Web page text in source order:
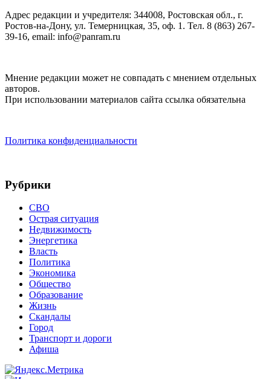
Адрес редакции и учредителя: 344008, Ростовская обл., г.
Ростов-на-Дону, ул. Темерницкая, 35, оф. 1. Тел. 8 (863) 267-
39-16, email: info@panram.ru
Мнение редакции может не совпадать с мнением отдельных
авторов.
При использовании материалов сайта ссылка обязательна
Политика конфиденциальности
Рубрики
СВО
Острая ситуация
Недвижимость
Энергетика
Власть
Политика
Экономика
Общество
Образование
Жизнь
Скандалы
Город
Транспорт и дороги
Афиша